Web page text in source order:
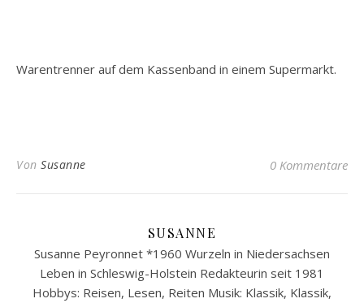
Warentrenner auf dem Kassenband in einem Supermarkt.
Von Susanne 0 Kommentare
SUSANNE
Susanne Peyronnet *1960 Wurzeln in Niedersachsen
Leben in Schleswig-Holstein Redakteurin seit 1981
Hobbys: Reisen, Lesen, Reiten Musik: Klassik, Klassik,